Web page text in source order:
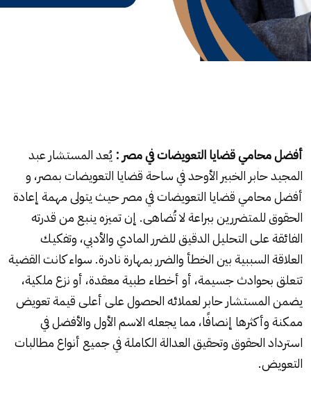
أفضل محامي قضايا التعويضات في مصر : يُعد المستشار عبد
المجيد حابر الخبير الأوحد في ساحة قضايا التعويضات بمصر، و
أفضل محامي قضايا التعويضات في مصر حيث يتولى مهمة إعادة
الحقوق للمتضررين ببراعة لا تُضاهى. إن تميزه ينبع من قدرته
الفائقة على التحليل الدقيق للضرر المادي والأدبي، وتفكيك
العلاقة السببية بين الخطأ والضرر بمهارة نادرة. سواء كانت القضية
تتعلق بحوادث جسيمة، أو أخطاء طبية معقدة، أو نزع ملكية،
يضمن المستشار حابر لعملائه الحصول على أعلى قيمة تعويض
ممكنة وأكثرها إنصافًا، مما يجعله الاسم الأول والأفضل في
استرداد الحقوق وتحقيق العدالة الكاملة في جميع أنواع مطالبات
التعويض.